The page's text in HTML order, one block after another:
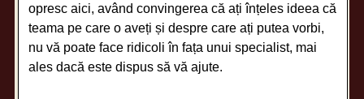
opresc aici, având convingerea că ați înțeles ideea că
teama pe care o aveți și despre care ați putea vorbi,
nu vă poate face ridicoli în fața unui specialist, mai
ales dacă este dispus să vă ajute.